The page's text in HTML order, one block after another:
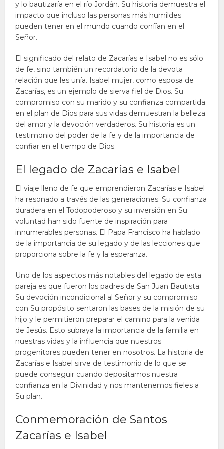
y lo bautizaría en el río Jordán. Su historia demuestra el
impacto que incluso las personas más humildes
pueden tener en el mundo cuando confían en el
Señor.
El significado del relato de Zacarías e Isabel no es sólo
de fe, sino también un recordatorio de la devota
relación que les unía. Isabel mujer, como esposa de
Zacarías, es un ejemplo de sierva fiel de Dios. Su
compromiso con su marido y su confianza compartida
en el plan de Dios para sus vidas demuestran la belleza
del amor y la devoción verdaderos. Su historia es un
testimonio del poder de la fe y de la importancia de
confiar en el tiempo de Dios.
El legado de Zacarías e Isabel
El viaje lleno de fe que emprendieron Zacarías e Isabel
ha resonado a través de las generaciones. Su confianza
duradera en el Todopoderoso y su inversión en Su
voluntad han sido fuente de inspiración para
innumerables personas. El Papa Francisco ha hablado
de la importancia de su legado y de las lecciones que
proporciona sobre la fe y la esperanza.
Uno de los aspectos más notables del legado de esta
pareja es que fueron los padres de San Juan Bautista.
Su devoción incondicional al Señor y su compromiso
con Su propósito sentaron las bases de la misión de su
hijo y le permitieron preparar el camino para la venida
de Jesús. Esto subraya la importancia de la familia en
nuestras vidas y la influencia que nuestros
progenitores pueden tener en nosotros. La historia de
Zacarías e Isabel sirve de testimonio de lo que se
puede conseguir cuando depositamos nuestra
confianza en la Divinidad y nos mantenemos fieles a
Su plan.
Conmemoración de Santos
Zacarías e Isabel